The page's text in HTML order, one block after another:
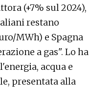
(+7% sul 2024),
restano
MWh) e Spagna
a gas". Lo ha
acqua e
presentata alla